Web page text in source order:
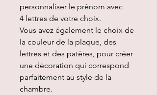
personnaliser le prénom avec
4 lettres de votre choix.
Vous avez également le choix de
la couleur de la plaque, des
lettres et des patères, pour créer
une décoration qui correspond
parfaitement au style de la
chambre.